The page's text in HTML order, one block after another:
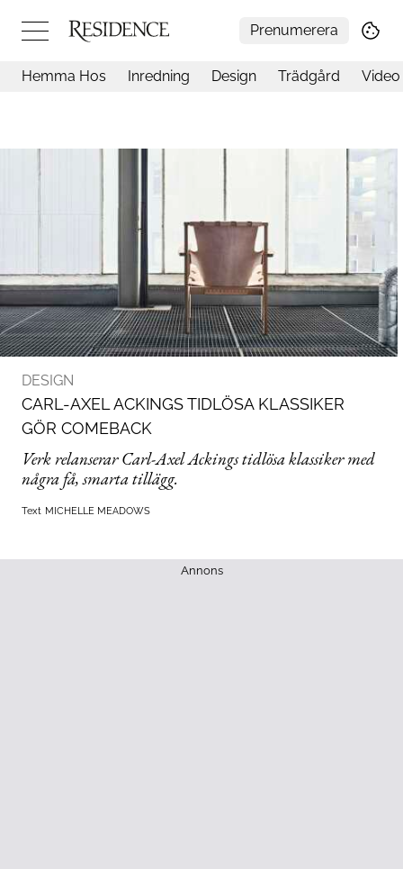
Prenumerera
Trädgård
Mat & Dryck
Influencers
Mer
Hemma Hos Inredning Design Trädgård Video
DESIGN
CARL-AXEL ACKINGS TIDLÖSA KLASSIKER
GÖR COMEBACK
Verk relanserar Carl-Axel Ackings tidlösa klassiker med
några få, smarta tillägg.
Text MICHELLE MEADOWS
Annons